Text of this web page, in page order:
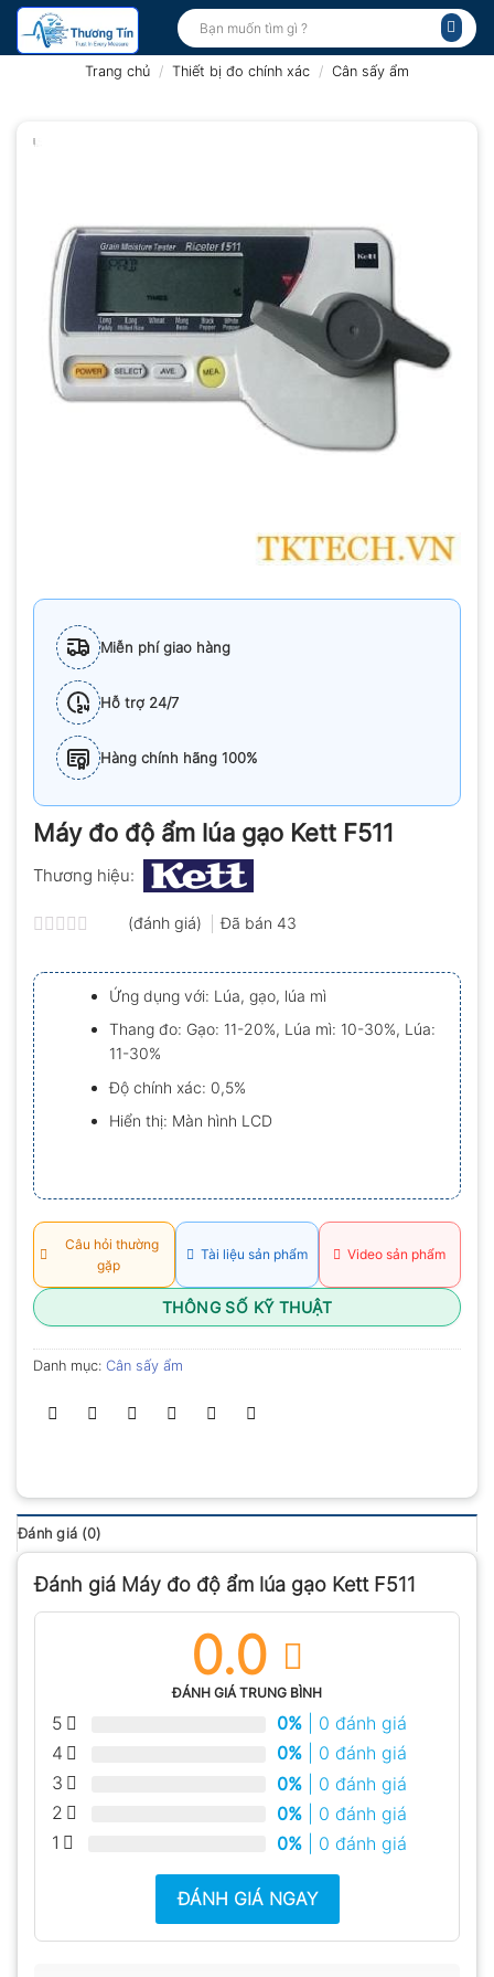
Bỏ
qua
Tìm
kiếm:
Trang chủ / Thiết bị đo chính xác / Cân sấy ẩm
Miễn phí giao hàng
Hỗ trợ 24/7
Hàng chính hãng 100%
Máy đo độ ẩm lúa gạo Kett F511
Thương hiệu:
xếp
hạng
0.0
5
sao
(đánh giá) Đã bán 43
Ứng dụng với: Lúa, gạo, lúa mì
Thang đo: Gạo: 11-20%, Lúa mì: 10-30%, Lúa:
11-30%
Độ chính xác: 0,5%
Hiển thị: Màn hình LCD
Câu hỏi thường
gặp
Tài liệu sản phẩm Video sản phẩm
THÔNG SỐ KỸ THUẬT
Danh mục: Cân sấy ẩm
Đánh giá (0)
Đánh giá Máy đo độ ẩm lúa gạo Kett F511
0.0
ĐÁNH GIÁ TRUNG BÌNH
5 0% | 0 đánh giá
4
0% | 0 đánh giá
3
0% | 0 đánh giá
2
0% | 0 đánh giá
1
0% | 0 đánh giá
ĐÁNH GIÁ NGAY